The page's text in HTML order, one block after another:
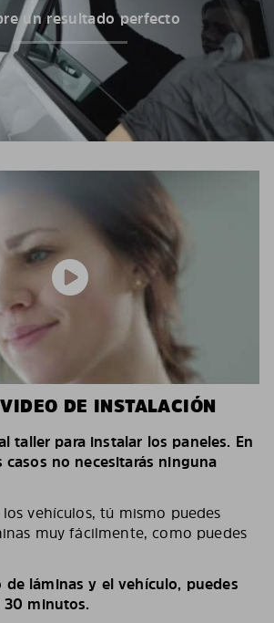
un resultado perfecto
DE INSTALACIÓN
taller para instalar los paneles. En
casos no necesitarás ninguna
vehículos, tú mismo puedes
muy fácilmente, como puedes
de láminas y el vehículo, puedes
minutos.